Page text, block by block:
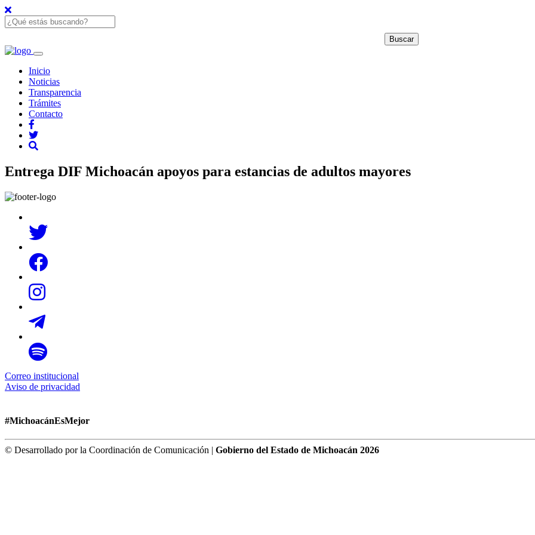
Inicio
Noticias
Transparencia
Trámites
Contacto
Entrega DIF Michoacán apoyos para estancias de adultos mayores
Correo institucional
Aviso de privacidad
#MichoacánEsMejor
© Desarrollado por la Coordinación de Comunicación | Gobierno del Estado de Michoacán 2026